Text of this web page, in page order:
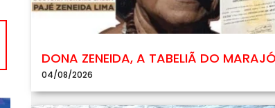
DONA ZENEIDA, A TABELIÃ DO
04/08/2026